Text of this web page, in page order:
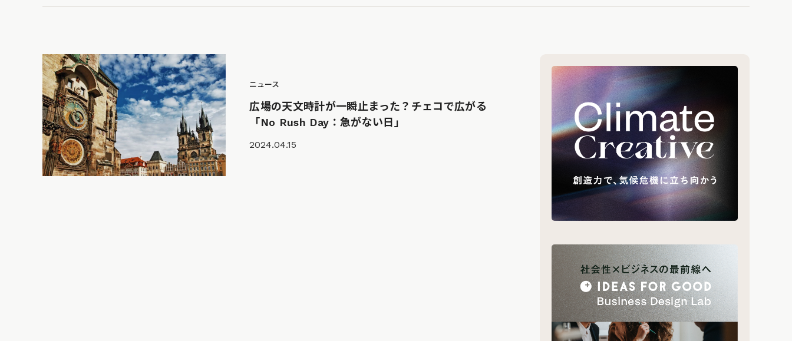
ニュース
広場の天文時計が一瞬止まった？チェコで広がる
「No Rush Day：急がない日」
2024.04.15